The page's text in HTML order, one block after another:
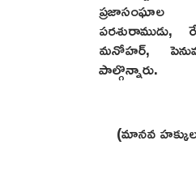
పరశురాముడు,
మనోహర్,
పాల్గొన్నారు.
(మానవ